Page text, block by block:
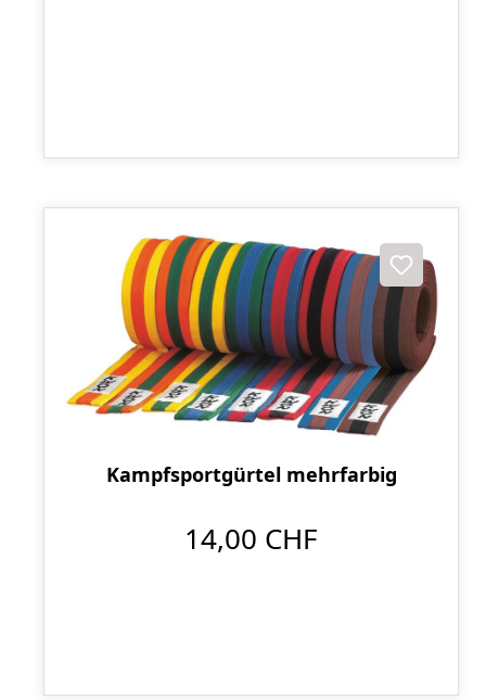
Kampfsportgürtel mehrfarbig
14,00 CHF